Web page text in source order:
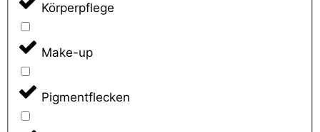
Körperpflege
Make-up
Pigmentflecken